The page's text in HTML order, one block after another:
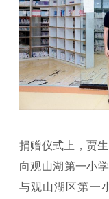
捐赠仪式上，贾
向观山湖第一小
与观山湖区第一